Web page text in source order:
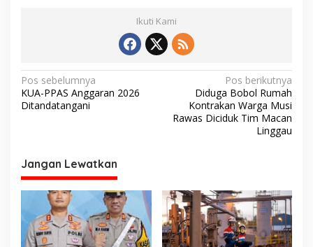
Ikuti Kami
N
a
g
a
i
p
Pos sebelumnya
KUA-PPAS Anggaran 2026
Ditandatangani
Pos berikutnya
Diduga Bobol Rumah
Kontrakan Warga Musi
Rawas Diciduk Tim Macan
Linggau
Jangan Lewatkan